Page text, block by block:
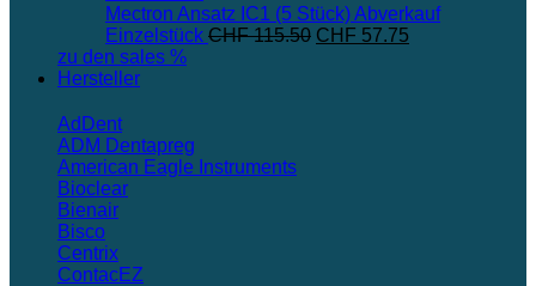
Mectron Ansatz IC1 (5 Stück) Abverkauf
Einzelstück CHF115.50 Ursprünglicher
CHF 57.75
zu den sales %
Hersteller
AdDent
ADM Dentapreg
American Eagle Instruments
Bioclear
Bienair
Bisco
Centrix
ContacEZ